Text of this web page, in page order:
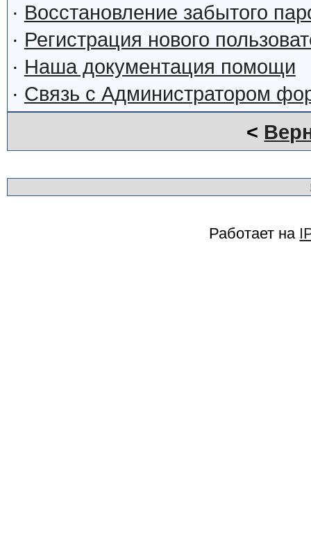
· Восстановление забытого
· Регистрация нового
· Наша документация помощи
· Связь с Администратором
<
Работает на